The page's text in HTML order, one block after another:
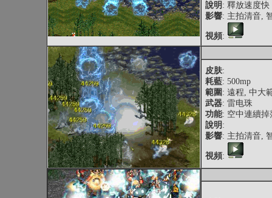
說明 : 釋放速度
影響: 主拍清音,
視頻:
皮肤:
耗藍: 500mp
範圍 : 遠程, 中大
武器: 雷电珠
功能: 空中連續掉
說明 :
影響: 主拍清音,
視頻: